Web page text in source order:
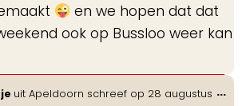
en we hopen dat dat
ook op Bussloo weer kan
uit Apeldoorn schreef op 28 augustus ...